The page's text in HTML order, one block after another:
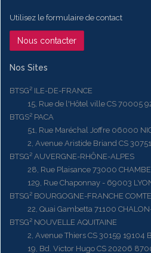
Utilisez le formulaire de contact
Nous contacter
Nos Sites
BTSG² ILE-DE-FRANCE
15, Rue de l'Hôtel ville CS 70005
BTGS² PACA
51, Rue Maréchal Joffre 06000
2, Avenue Aristide Briand CS 30751
BTSG² AUVERGNE-RHÔNE-ALPES
28, Rue Plaisance 73000
129, Rue Chaponnay - 69003
BTSG² BOURGOGNE-FRANCHE COMTE
22, Quai Gambetta 71100
BTSG² NOUVELLE AQUITAINE
2, Avenue Thiers CS 30159 19104
19, Bd. Victor Hugo CS 20206